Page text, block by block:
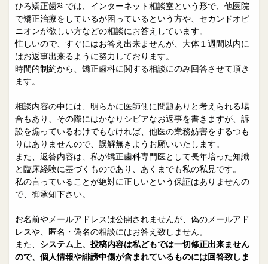
メール送信 相談室
皆さんの声 求人
院長日誌 治療相談
スタッフブログ サイトマップ
0263-54-6622
MAILはこちら
ひろ矯正歯科では、インターネット相談室という形で、他医院
で矯正治療をしているが困っているという方や、セカンドオピ
ニオンが欲しい方などの相談にお答えしています。
忙しいので、すぐにはお答え出来ませんが、大体１週間以内に
はお返事出来るように努力しております。
時間的制約から、矯正歯科に関する相談にのみ回答させて頂き
ます。
相談内容の中には、明らかに医師側に問題ありと考えられる場
合もあり、その際にはかなりシビアなお返事を書きますが、訴
訟を煽っているわけでもなければ、他医の業務妨害をするつも
りはありませんので、誤解無きようお願いいたします。
また、返答内容は、私が矯正歯科専門医として長年培った知識
と臨床経験に基づくものであり、あくまでも私の私見です。
私の言っていることが絶対に正しいという保証はありませんの
で、御承知下さい。
お名前やメールアドレスは公開されませんが、偽のメールアド
レスや、匿名・偽名の相談にはお答え致しません。
また、 システム上、投稿内容は私どもでは一切修正出来ません
ので、個人情報や誹謗中傷が含まれているものには回答致しま